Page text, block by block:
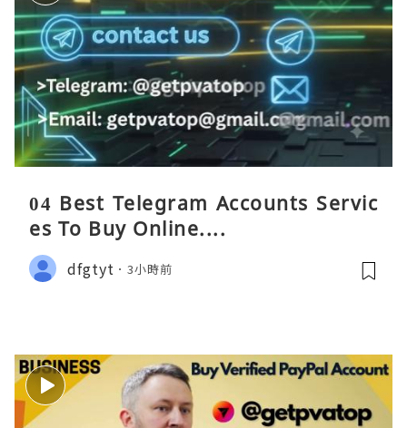
04 Best Telegram Accounts Servic
es To Buy Online....
dfgtyt 3小時前